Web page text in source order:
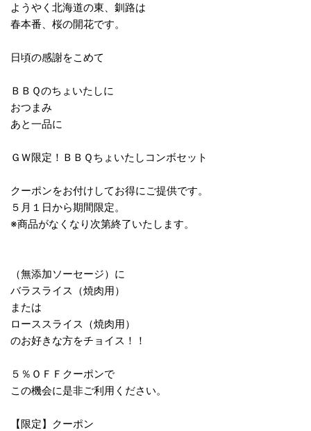
ようやく北海道の東、釧路は
春本番、桜の開花です。
日頃の感謝をこめて
ＢＢＱのちょいたしに
おつまみ
あと一品に
ＧＷ限定！ＢＢＱちょいたしコンボセット
クーポンをお付けしてお得にご提供です。
５月１日から期間限定。
※商品がなくなり次第終了いたします。
（無添加ソーセージ）に
バラスライス（焼肉用）
または
ローススライス（焼肉用）
のお好きな方をチョイス！！
５％ＯＦＦクーポンで
この機会に是非ご利用ください。
【限定】クーポン